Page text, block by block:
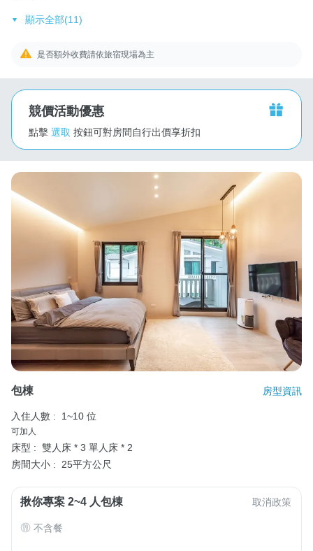
顯示全部(11)
是否額外收費請依旅宿現場為主
競價活動優惠
點擊 選取 按鈕可對房間自行出價享折扣
包棟 房型資訊
入住人數 : 1~10 位
可加人
床型 : 雙人床 * 3 單人床 * 2
房間大小 :
25平方公尺
揪你專案 2~4 人包棟 取消政策
不含餐